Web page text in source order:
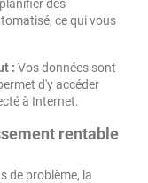
des
ce qui vous
: Vos données sont
d'y accéder
à Internet.
rentable
de problème, la